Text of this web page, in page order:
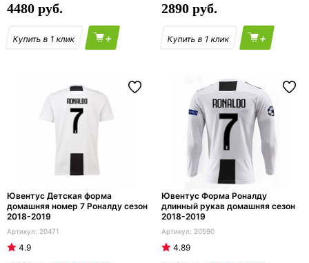
4480
+
2890
+
Ювентус Детская форма
домашняя номер 7 Роналду сезон
2018-2019
20471
4.9
Ювентус Форма Роналду
длинный рукав домашняя сезон
2018-2019
20590
4.89